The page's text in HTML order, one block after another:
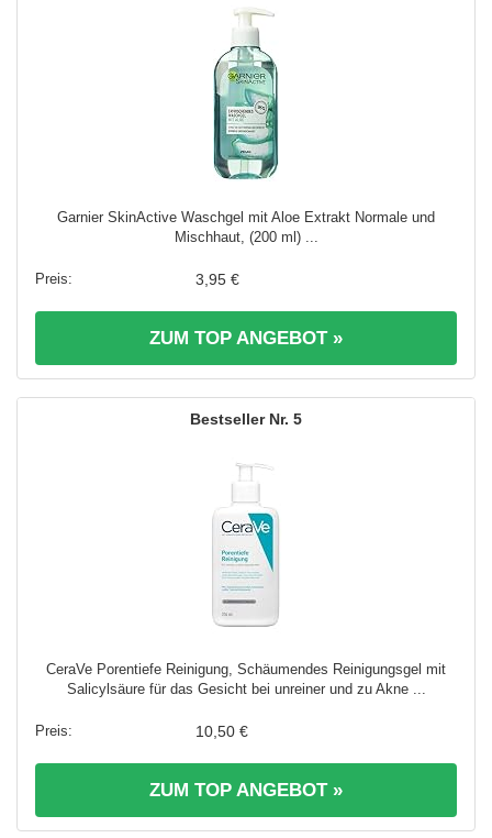
Garnier SkinActive Waschgel mit Aloe Extrakt Normale und
Mischhaut, (200 ml) ...
3,95 €
ZUM TOP ANGEBOT »
5
CeraVe Porentiefe Reinigung, Schäumendes Reinigungsgel mit
Salicylsäure für das Gesicht bei unreiner und zu Akne ...
10,50 €
ZUM TOP ANGEBOT »